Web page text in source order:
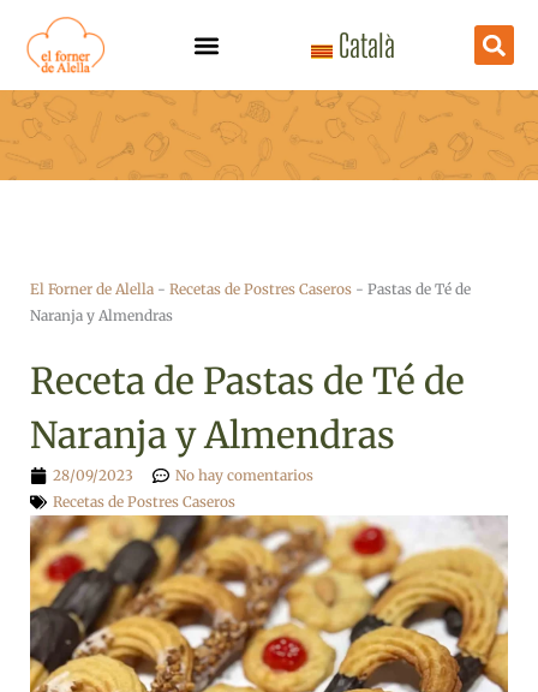
contenido
Català
El Forner de Alella - Recetas de Postres Caseros - Pastas de Té de
Naranja y Almendras
Receta de Pastas de Té de
Naranja y Almendras
28/09/2023
No hay comentarios
Recetas de Postres Caseros